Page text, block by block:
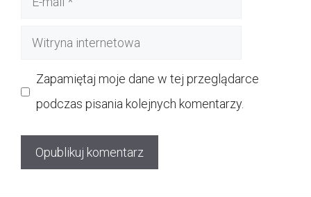
Witryna
Zapamiętaj moje dane w tej przeglądarce
podczas pisania kolejnych komentarzy.